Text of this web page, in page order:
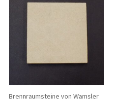
Brennraumsteine von Wamsler